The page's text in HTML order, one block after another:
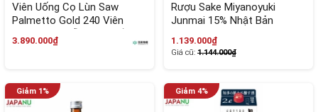
Viên Uống Cọ Lùn Saw
Palmetto Gold 240 Viên
Nhật Bản - Hỗ Trợ Tuyến
Tiền Liệt
3.890.000₫
Rượu Sake Miyanoyuki
Junmai 15% Nhật Bản
1.139.000₫
Giá cũ: 1.144.000₫